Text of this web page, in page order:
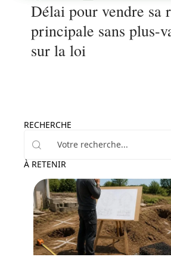
Délai pour vendre sa
principale sans plus-
sur la loi
RECHERCHE
À RETENIR
Travaux